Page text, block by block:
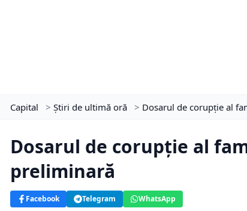
Capital > Știri de ultimă oră > Dosarul de corupţie al
Dosarul de corupţie al
preliminară
Facebook Telegram WhatsApp